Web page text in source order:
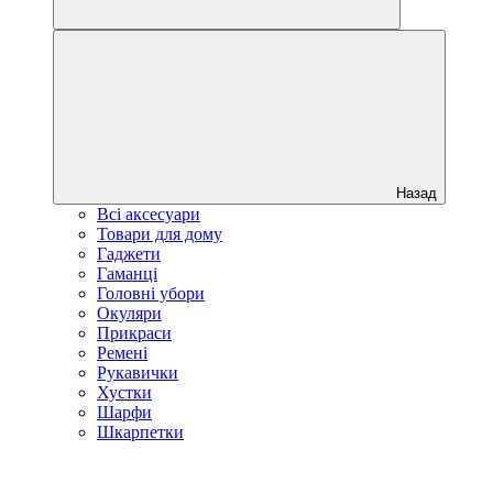
Назад
Всі аксесуари
Товари для дому
Гаджети
Гаманці
Головні убори
Окуляри
Прикраси
Ремені
Рукавички
Хустки
Шарфи
Шкарпетки